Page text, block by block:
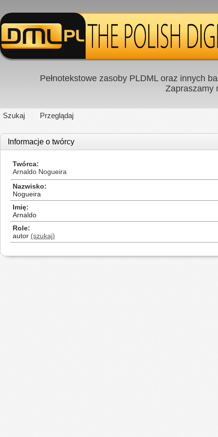
Pełnotekstowe zasoby PLDML oraz innych
Zapraszamy
Szukaj Przeglądaj
Informacje o twórcy
Twórca
Arnaldo Nogueira
Nazwisko
Nogueira
Imię
Arnaldo
Role
autor (szukaj)